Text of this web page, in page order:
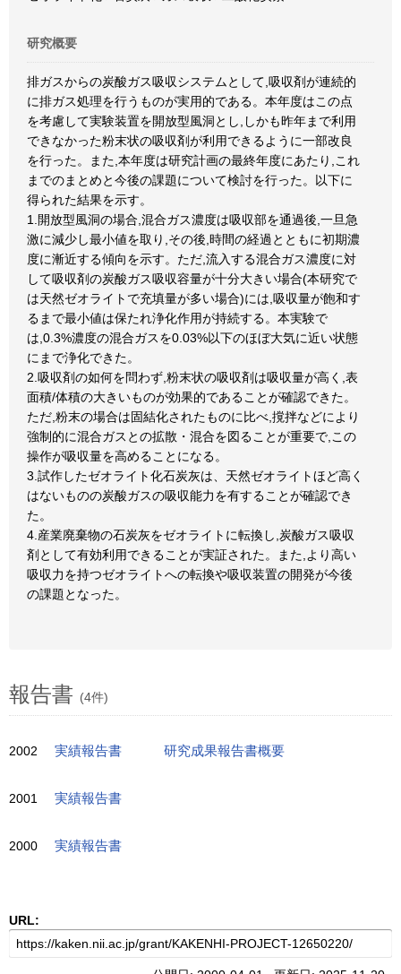
研究概要
排ガスからの炭酸ガス吸収システムとして,吸収剤が連続的
に排ガス処理を行うものが実用的である。本年度はこの点
を考慮して実験装置を開放型風洞とし,しかも昨年まで利用
できなかった粉末状の吸収剤が利用できるように一部改良
を行った。また,本年度は研究計画の最終年度にあたり,これ
までのまとめと今後の課題について検討を行った。以下に
得られた結果を示す。
1.開放型風洞の場合,混合ガス濃度は吸収部を通過後,一旦急
激に減少し最小値を取り,その後,時間の経過とともに初期濃
度に漸近する傾向を示す。ただ,流入する混合ガス濃度に対
して吸収剤の炭酸ガス吸収容量が十分大きい場合(本研究で
は天然ゼオライトで充填量が多い場合)には,吸収量が飽和す
るまで最小値は保たれ浄化作用が持続する。本実験で
は,0.3%濃度の混合ガスを0.03%以下のほぼ大気に近い状態
にまで浄化できた。
2.吸収剤の如何を問わず,粉末状の吸収剤は吸収量が高く,表
面積/体積の大きいものが効果的であることが確認できた。
ただ,粉末の場合は固結化されたものに比べ,撹拌などにより
強制的に混合ガスとの拡散・混合を図ることが重要で,この
操作が吸収量を高めることになる。
3.試作したゼオライト化石炭灰は、天然ゼオライトほど高く
はないものの炭酸ガスの吸収能力を有することが確認でき
た。
4.産業廃棄物の石炭灰をゼオライトに転換し,炭酸ガス吸収
剤として有効利用できることが実証された。また,より高い
吸収力を持つゼオライトへの転換や吸収装置の開発が今後
の課題となった。
報告書 (4件)
2002 実績報告書 研究成果報告書概要
2001 実績報告書
2000 実績報告書
URL: